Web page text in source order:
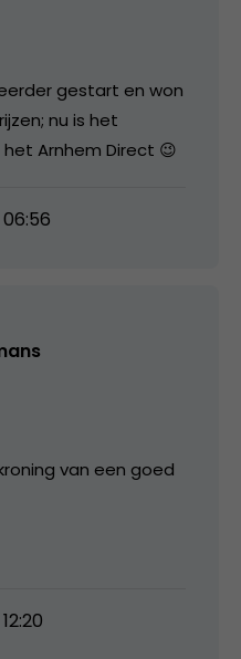
gestart en won
nu is het
Arnhem Direct 😉
van een goed